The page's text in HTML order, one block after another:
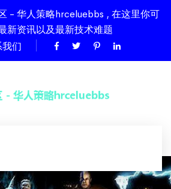
- 华人策略hrceluebbs , 在这里你可
新资讯以及最新技术难题
们